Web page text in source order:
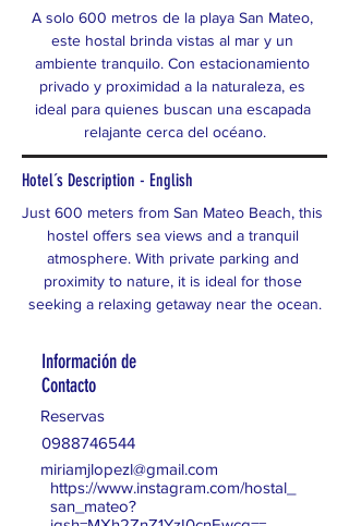
A solo 600 metros de la playa San Mateo,
este hostal brinda vistas al mar y un
ambiente tranquilo. Con estacionamiento
privado y proximidad a la naturaleza, es
ideal para quienes buscan una escapada
relajante cerca del océano.
Hotel´s Description - English
Just 600 meters from San Mateo Beach, this
hostel offers sea views and a tranquil
atmosphere. With private parking and
proximity to nature, it is ideal for those
seeking a relaxing getaway near the ocean.
Información de
Contacto
Reservas
0988746544
miriamjlopezl@gmail.com
https://www.instagram.com/hostal_
san_mateo?